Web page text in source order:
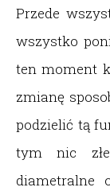
Przede
wszystko
ten moment
zmianę
podzielić tą
tym nic
diametralne